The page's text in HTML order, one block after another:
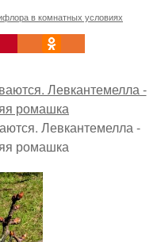
в комнатных условиях
Левкантемелла -
ромашка